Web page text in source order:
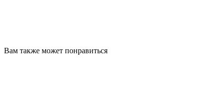
Вам также может понравиться